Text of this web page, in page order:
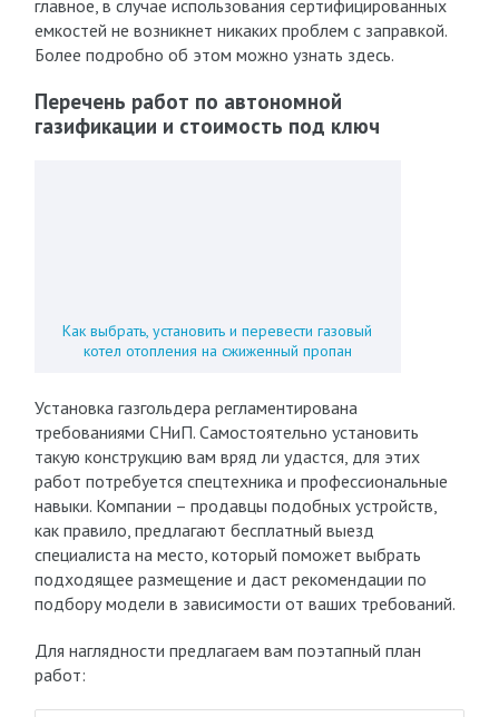
главное, в случае использования сертифицированных
емкостей не возникнет никаких проблем с заправкой.
Более подробно об этом можно узнать здесь.
Перечень работ по автономной
газификации и стоимость под ключ
Как выбрать, установить и перевести газовый
котел отопления на сжиженный пропан
Установка газгольдера регламентирована
требованиями СНиП. Самостоятельно установить
такую конструкцию вам вряд ли удастся, для этих
работ потребуется спецтехника и профессиональные
навыки. Компании – продавцы подобных устройств,
как правило, предлагают бесплатный выезд
специалиста на место, который поможет выбрать
подходящее размещение и даст рекомендации по
подбору модели в зависимости от ваших требований.
Для наглядности предлагаем вам поэтапный план
работ: